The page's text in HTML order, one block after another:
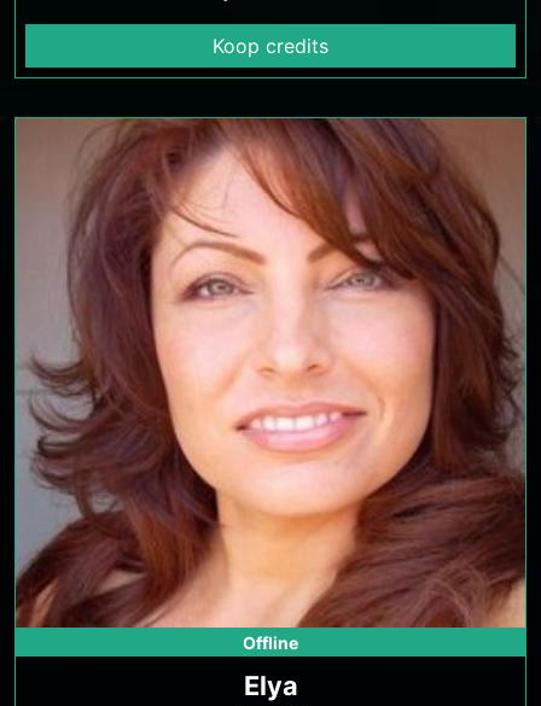
Koop credits
Offline
Elya